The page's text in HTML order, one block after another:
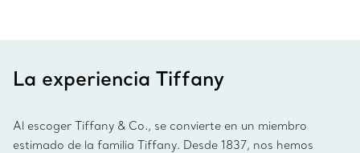
La experiencia Tiffany
Al escoger Tiffany & Co., se convierte en un miembro
estimado de la familia Tiffany. Desde 1837, nos hemos